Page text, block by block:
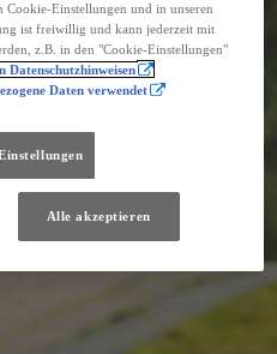
Einstellungen und in unseren
ist freiwillig und kann jederzeit mit
z.B. in den "Cookie-Einstellungen"
Datenschutzhinweisen
Daten verwendet
Alle akzeptieren